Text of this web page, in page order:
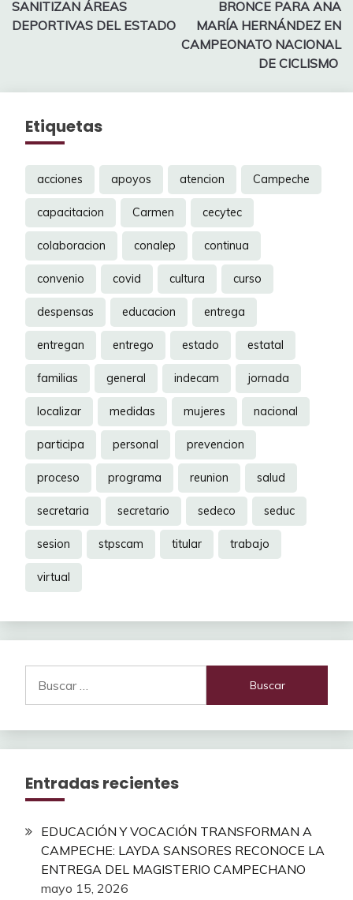
de
SANITIZAN ÁREAS
DEPORTIVAS DEL ESTADO
BRONCE PARA ANA
MARÍA HERNÁNDEZ EN
CAMPEONATO NACIONAL
DE CICLISMO
Etiquetas
acciones apoyos atencion Campeche
capacitacion Carmen cecytec
colaboracion conalep continua
convenio covid cultura curso
despensas educacion entrega
entregan entrego estado estatal
familias general indecam jornada
localizar medidas mujeres nacional
participa personal prevencion
proceso programa reunion salud
secretaria secretario sedeco seduc
sesion stpscam titular trabajo
virtual
Entradas recientes
EDUCACIÓN Y VOCACIÓN TRANSFORMAN A
CAMPECHE: LAYDA SANSORES RECONOCE LA
ENTREGA DEL MAGISTERIO CAMPECHANO
mayo 15, 2026